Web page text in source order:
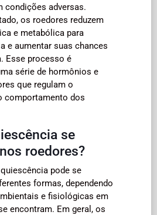
condições adversas.
os roedores reduzem
e metabólica para
e aumentar suas chances
Esse processo é
série de hormônios e
que regulam o
comportamento dos
se
roedores?
pode se
formas, dependendo
e fisiológicas em
encontram. Em geral, os